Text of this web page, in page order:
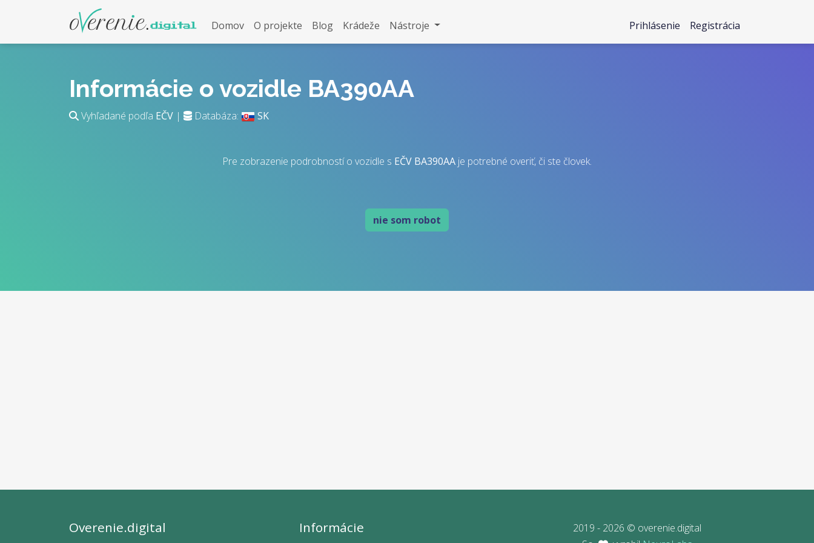
Domov O projekte Blog Krádeže Nástroje Prihlásenie Registrácia
Informácie o vozidle BA390AA
Vyhľadané podľa EČV | Databáza: SK
Pre zobrazenie podrobností o vozidle s EČV BA390AA je potrebné overiť, či ste človek.
nie som robot
Overenie.digital Informácie
2019 - 2026 © overenie.digital